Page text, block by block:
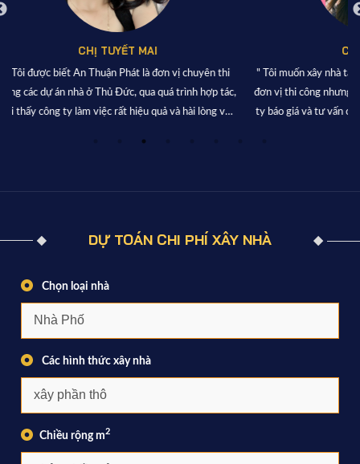
thi
hợp tác,
lòng với
" Tôi muốn xây nhà tại quận 8 Tp HCM, có quá nhiều
đơn vị thi công nhưng tôi thấy An Thuận Phát là công
ty báo giá và tư vấn cho tôi nhiệt tình nhất nên tôi đã
" An
thiết
phố
DỰ TOÁN CHI PHÍ XÂY NHÀ
Chọn loại nhà
Các hình thức xây nhà
Chiều rộng m2